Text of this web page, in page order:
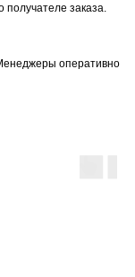
заказа.
оперативно